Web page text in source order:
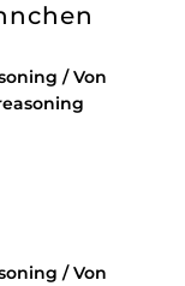
/ Von
/ Von